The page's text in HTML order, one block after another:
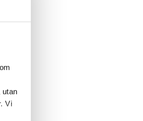
utan
Vi